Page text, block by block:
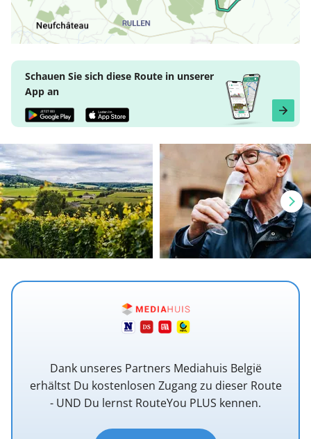
Schauen Sie sich diese Route in unserer
App an
Dank unseres Partners Mediahuis België
erhältst Du kostenlosen Zugang zu dieser Route
- UND Du lernst RouteYou PLUS kennen.